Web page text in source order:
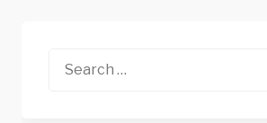
Search